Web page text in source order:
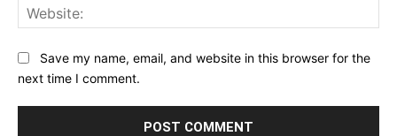
Save my name, email, and website in this browser for the
next time I comment.